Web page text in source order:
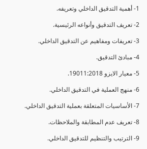
1- أهمية التدقيق الداخلي وتعريفه.
2- تعريف التدقيق وأنواعه الرئيسية.
3- تعريفات ومفاهيم عن التدقيق الداخلي.
4- مبادئ التدقيق.
5- معيار الايزو 19011:2018.
6- منهج العملية في التدقيق الداخلي.
7- الأساسيات المتعلقة بعملية التدقيق الداخلي.
8- تعريف عدم المطابقة والملاحظات.
9- الترتيب والتنظيم للتدقيق الداخلي.